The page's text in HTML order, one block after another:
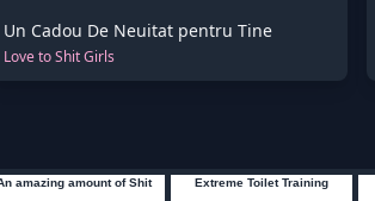
Un Cadou De Neuitat pentru Tine
Love to Shit Girls